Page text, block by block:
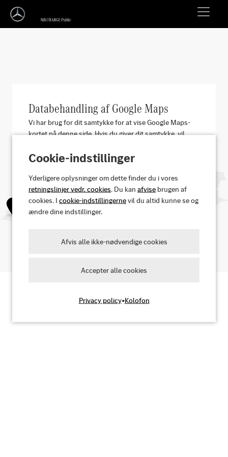
Databehandling af Google Maps
Vi har brug for dit samtykke for at vise Google Maps-
kortet på denne side. Hvis du giver dit samtykke, vil
IP-adresse og oplysninger om, hvordan du bruger
kortet. Vi vil også gemme dit samtykke i en cookie. Du
kan til enhver tid tilbagekalde dit samtykke med
fremtidig virkning ved at klikke på "i"-ikonet til højre.
Yderligere oplysninger findes i vores privatlivspolitik.
Cookie-indstillinger
Yderligere oplysninger om dette finder du i vores
retningslinjer vedr. cookies. Du kan afvise brugen af
cookies. I cookie-indstillingernevil du altid kunne se og
ændre dine indstillinger.
Afvis alle ikke-nødvendige cookies
Accepter alle cookies
Privacy policy•Kolofon